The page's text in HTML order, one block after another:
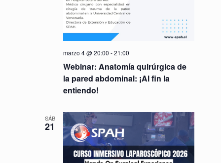
Webinar: Anatomía quirúrgica de
la pared abdominal: ¡Al fin la
entiendo!
marzo 4 @ 20:00 -21:00
SÁB
21